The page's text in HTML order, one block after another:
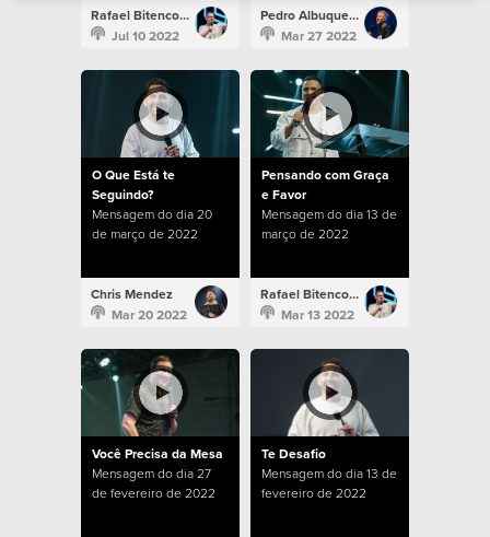
Rafael Bitencourt
Jul 10 2022
Pedro Albuquerque
Mar 27 2022
O Que Está te
Seguindo?
Mensagem do dia 20
de março de 2022
Chris Mendez
Mar 20 2022
Pensando com Graça
e Favor
Mensagem do dia 13 de
março de 2022
Rafael Bitencourt
Mar 13 2022
Você Precisa da Mesa
Mensagem do dia 27
de fevereiro de 2022
Te Desafio
Mensagem do dia 13 de
fevereiro de 2022